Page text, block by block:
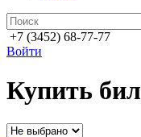
+7 (3452) 68-77-77
Войти
Купить